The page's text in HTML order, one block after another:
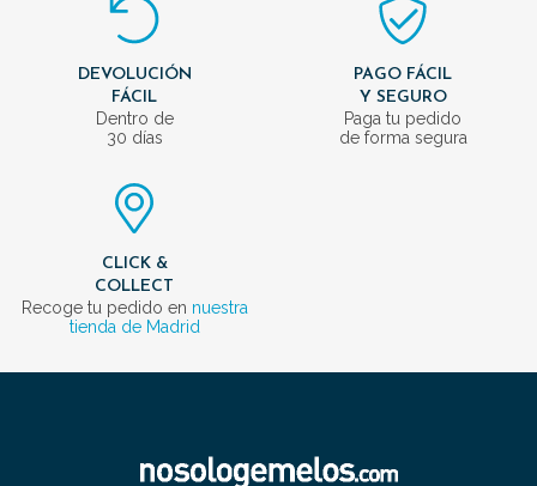
DEVOLUCIÓN
FÁCIL
Dentro de
30 días
PAGO FÁCIL
Y SEGURO
Paga tu pedido
de forma segura
CLICK &
COLLECT
Recoge tu pedido en nuestra
tienda de Madrid